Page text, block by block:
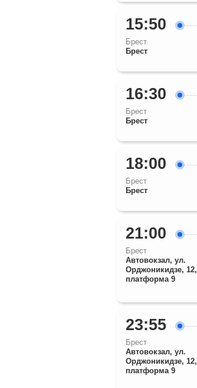
15:50
Брест
Брест
16:30
Брест
Брест
18:00
Брест
Брест
21:00
Брест
Автовокзал, ул.
Орджоникидзе, 12,
платформа 9
23:55
Брест
Автовокзал, ул.
Орджоникидзе, 12,
платформа 9